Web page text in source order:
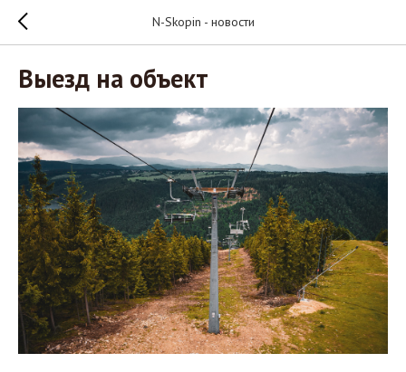
N-Skopin - новости
Выезд на объект